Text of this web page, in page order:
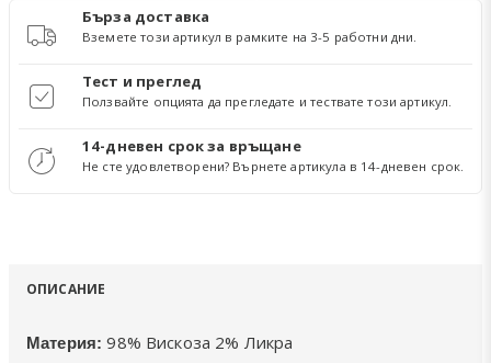
Бърза доставка
Вземете този артикул в рамките на 3-5 работни дни.
Тест и преглед
Ползвайте опцията да прегледате и тествате този артикул.
14-дневен срок за връщане
Не сте удовлетворени? Върнете артикула в 14-дневен срок.
ОПИСАНИЕ
Материя: 98% Вискоза 2% Ликра